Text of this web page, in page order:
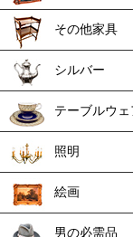
その他家具
シルバー
テーブルウェ
照明
絵画
男の必需品